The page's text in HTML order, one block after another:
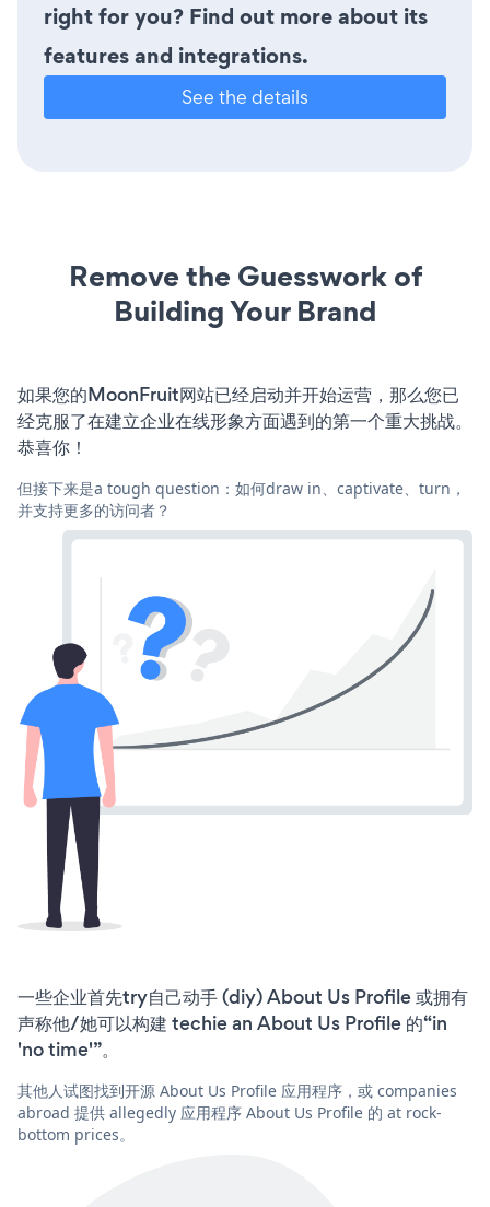
right for you? Find out more about its
features and integrations.
See the details
Remove the Guesswork of
Building Your Brand
如果您的MoonFruit网站已经启动并开始运营，那么您已
经克服了在建立企业在线形象方面遇到的第一个重大挑战。
恭喜你！
但接下来是a tough question：如何draw in、captivate、turn，
并支持更多的访问者？
一些企业首先try自己动手 (diy) About Us Profile 或拥有
声称他/她可以构建 techie an About Us Profile 的“in
'no time'”。
其他人试图找到开源 About Us Profile 应用程序，或 companies
abroad 提供 allegedly 应用程序 About Us Profile 的 at rock-
bottom prices。